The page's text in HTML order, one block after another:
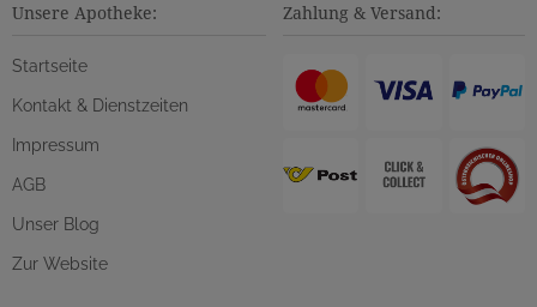
Unsere Apotheke:
Startseite
Kontakt & Dienstzeiten
Impressum
AGB
Unser Blog
Zur Website
Zahlung & Versand: